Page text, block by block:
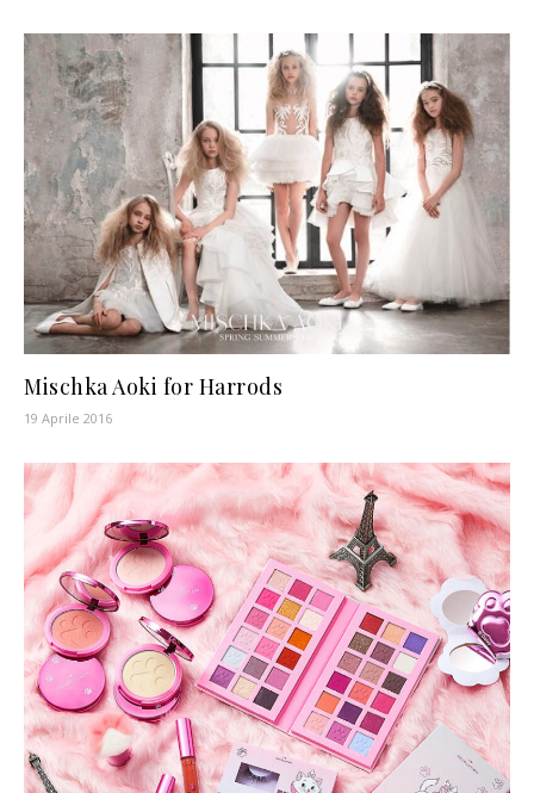
Mischka Aoki for Harrods
19 Aprile 2016